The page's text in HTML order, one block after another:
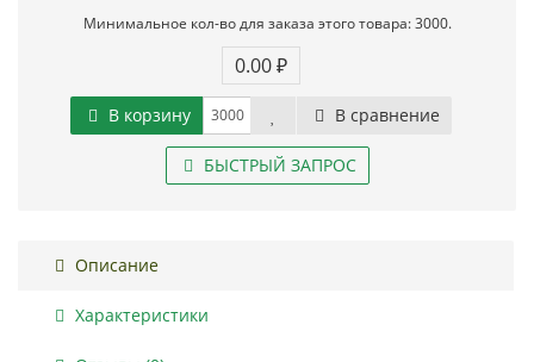
Минимальное кол-во для заказа этого товара: 3000.
0.00 ₽
В корзину В сравнение
БЫСТРЫЙ ЗАПРОС
Описание
Характеристики